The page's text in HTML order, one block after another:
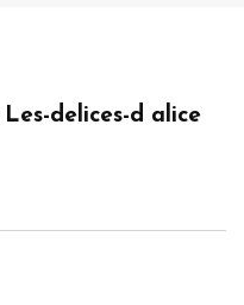
delices-d alice